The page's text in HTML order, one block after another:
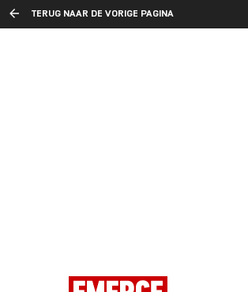
TERUG NAAR DE VORIGE PAGINA